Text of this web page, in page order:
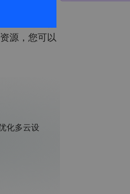
源，您可以
化多云设